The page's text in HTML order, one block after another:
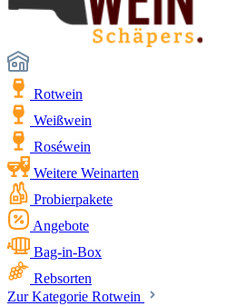
Rotwein
Weißwein
Roséwein
Weitere Weinarten
Probierpakete
Angebote
Bag-in-Box
Rebsorten
Zur Kategorie Rotwein